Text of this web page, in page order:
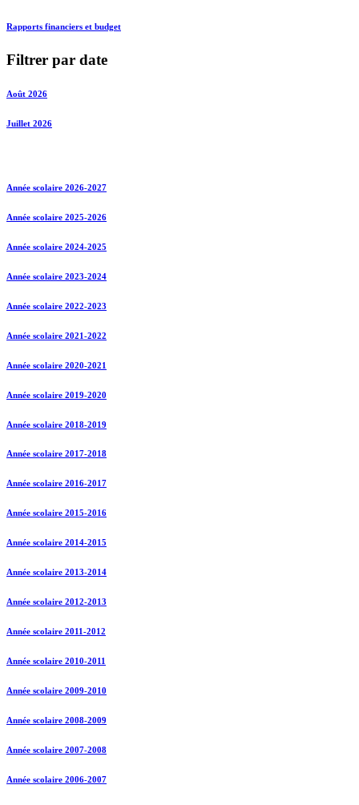
Rapports financiers et budget
Filtrer par date
Août 2026
Juillet 2026
Année scolaire 2026-2027
Année scolaire 2025-2026
Année scolaire 2024-2025
Année scolaire 2023-2024
Année scolaire 2022-2023
Année scolaire 2021-2022
Année scolaire 2020-2021
Année scolaire 2019-2020
Année scolaire 2018-2019
Année scolaire 2017-2018
Année scolaire 2016-2017
Année scolaire 2015-2016
Année scolaire 2014-2015
Année scolaire 2013-2014
Année scolaire 2012-2013
Année scolaire 2011-2012
Année scolaire 2010-2011
Année scolaire 2009-2010
Année scolaire 2008-2009
Année scolaire 2007-2008
Année scolaire 2006-2007